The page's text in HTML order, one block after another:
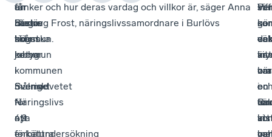
är
bästa
skånska
kommun
i
Svenskt
Näringslivs
nya
enkätundersökning
får
Burlöv
högst
betyg
i
Sverige
–
4,9
–
en
längre
tid
jobbar
kommunen
målmedvetet
för
att
förbättra
tänker och hur deras vardag och villkor är, säger Anna
Stening Frost, näringslivssamordnare i Burlövs
kommun.
är
i
Vi
gör
bra
om
vi
i
om
en
det
en
att